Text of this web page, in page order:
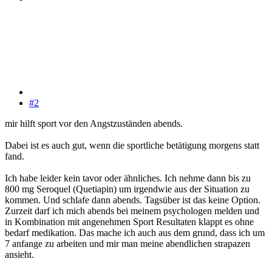
#2
mir hilft sport vor den Angstzuständen abends.
Dabei ist es auch gut, wenn die sportliche betätigung morgens statt
fand.
Ich habe leider kein tavor oder ähnliches. Ich nehme dann bis zu
800 mg Seroquel (Quetiapin) um irgendwie aus der Situation zu
kommen. Und schlafe dann abends. Tagsüber ist das keine Option.
Zurzeit darf ich mich abends bei meinem psychologen melden und
in Kombination mit angenehmen Sport Resultaten klappt es ohne
bedarf medikation. Das mache ich auch aus dem grund, dass ich um
7 anfange zu arbeiten und mir man meine abendlichen strapazen
ansieht.